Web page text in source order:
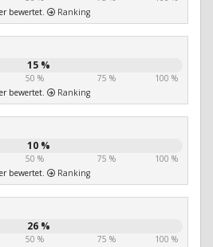
bewertet.
Ranking
15 %
50 % 75 %
100 %
bewertet.
Ranking
10 %
50 % 75 %
100 %
bewertet.
Ranking
26 %
50 % 75 %
100 %